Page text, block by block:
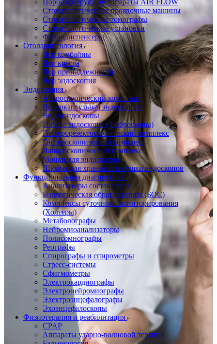
Порошкоструйные аппараты AIR FLOW
Стоматологические проявочные машины
Стоматологические томографы
Стоматологические установки
Физиодиспенсеры
Отоларингология
Лор комбайны
Лор кресла
Лор принадлежности
Лор эндоскопия
Эндоскопия
Артроскопический комплекс
Видеокапсульная эндоскопия
Видеоэндоскопы
Гибкие эндоскопы (Фиброcкопы)
Гистерорезектоскопический комплекс
Гистероскопический комплекс
Лапароскопический комплекс
Мойки для эндоскопов
Шкафы для хранения и сушки эндоскопов
Функциональная диагностика
Анализаторы состава тела
Биологическая обратная связь (БОС)
Комплексы суточного мониторирования
(Холтеры)
Метаболографы
Нейромиоанализаторы
Полисомнографы
Реографы
Спирографы и спирометры
Стресс-системы
Сфигмометры
Электрокардиографы
Электронейромиографы
Электроэнцефалографы
Эхоэнцефалоскопы
Физиотерапия и реабилитация
CPAP
Аппараты ударно-волновой терапии